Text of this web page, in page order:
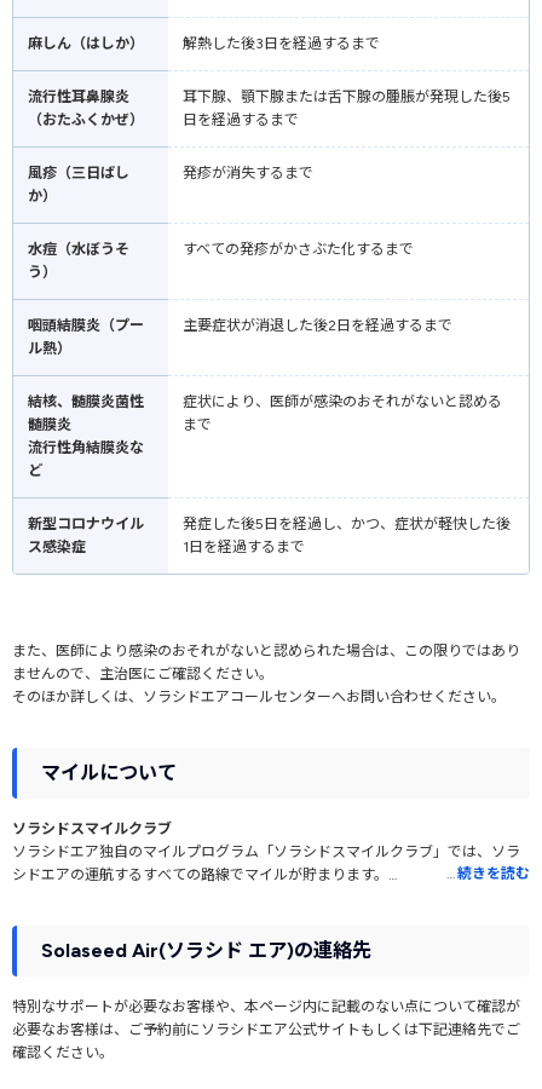
麻しん（はしか） 解熱した後3日を経過するまで
流行性耳鼻腺炎
（おたふくかぜ）
耳下腺、顎下腺または舌下腺の腫脹が発現した後5
日を経過するまで
風疹（三日ばし
か）
発疹が消失するまで
水痘（水ぼうそ
う）
すべての発疹がかさぶた化するまで
咽頭結膜炎（プー
ル熱）
主要症状が消退した後2日を経過するまで
結核、髄膜炎菌性
髄膜炎
流行性角結膜炎な
ど
症状により、医師が感染のおそれがないと認める
まで
新型コロナウイル
ス感染症
発症した後5日を経過し、かつ、症状が軽快した後
1日を経過するまで
また、医師により感染のおそれがないと認められた場合は、この限りではあり
ませんので、主治医にご確認ください。
そのほか詳しくは、ソラシドエアコールセンターへお問い合わせください。
マイルについて
ソラシドスマイルクラブ
ソラシドエア独自のマイルプログラム「ソラシドスマイルクラブ」では、ソラ
シドエアの運航するすべての路線でマイルが貯まります。
事前に登録されている名前を自動入力するので、購入や予約確認がスムーズで
す。
また、マイルは自動で登録されるので、空港での追加の手間もありません。
…続きを読む
Solaseed Air(ソラシド エア)の連絡先
特別なサポートが必要なお客様や、本ページ内に記載のない点について確認が
必要なお客様は、ご予約前にソラシドエア公式サイトもしくは下記連絡先でご
確認ください。